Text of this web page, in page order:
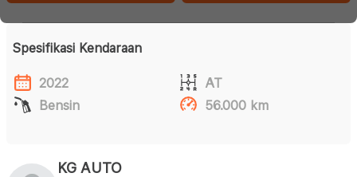
Spesifikasi Kendaraan
2022
AT
Bensin
56.000 km
KG AUTO